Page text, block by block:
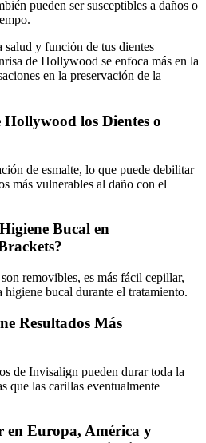
pueden ser susceptibles a daños o
y función de tus dientes
de Hollywood se enfoca más en la
en la preservación de la
Hollywood los Dientes o
de esmalte, lo que puede debilitar
más vulnerables al daño con el
Bucal en
removibles, es más fácil cepillar,
bucal durante el tratamiento.
Resultados Más
de Invisalign pueden durar toda la
que las carillas eventualmente
en Europa, América y